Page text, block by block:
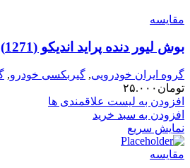
مقایسه
بوش لیور دنده پراید اندیکو (1271)
گروه ایران خودرویی, گیربکسی خودرو,
تومان ۲۵.۰۰۰
افزودن به لیست علاقمندی ها
افزودن به سبد خرید
نمایش سریع
مقایسه